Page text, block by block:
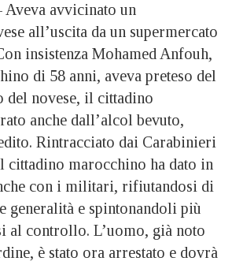
avvicinato un
all’uscita da un supermercato
insistenza Mohamed Anfouh,
di 58 anni, aveva preteso del
novese, il cittadino
anche dall’alcol bevuto,
Rintracciato dai Carabinieri
marocchino ha dato in
con i militari, rifiutandosi di
e spintonandoli più
al controllo. L’uomo, già noto
è stato ora arrestato e dovrà